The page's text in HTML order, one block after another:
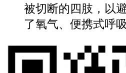
被切断的四肢，以
了氧气、便携式呼